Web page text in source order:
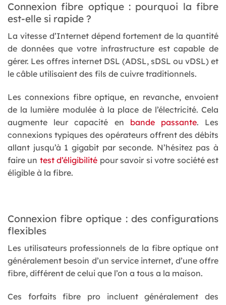
Connexion fibre optique : pourquoi la fibre
est-elle si rapide ?
La vitesse d’Internet dépend fortement de la quantité
de données que votre infrastructure est capable de
gérer. Les offres internet DSL (ADSL, sDSL ou vDSL) et
le câble utilisaient des fils de cuivre traditionnels.
Les connexions fibre optique, en revanche, envoient
de la lumière modulée à la place de l’électricité. Cela
augmente leur capacité en bande passante. Les
connexions typiques des opérateurs offrent des débits
allant jusqu’à 1 gigabit par seconde. N’hésitez pas à
faire un test d’éligibilité pour savoir si votre société est
éligible à la fibre.
Connexion fibre optique : des configurations
flexibles
Les utilisateurs professionnels de la fibre optique ont
généralement besoin d’un service internet, d’une offre
fibre, différent de celui que l’on a tous a la maison.
Ces forfaits fibre pro incluent généralement des